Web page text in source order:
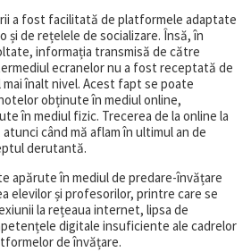
a fost facilitată de platformele adaptate
și de rețelele de socializare. Însă, în
informația transmisă de către
ecranelor nu a fost receptată de
înalt nivel. Acest fapt se poate
obținute în mediul online,
în mediul fizic. Trecerea de la online la
când mă aflam în ultimul an de
derutantă.
apărute în mediul de predare-învățare
elevilor și profesorilor, printre care se
la rețeaua internet, lipsa de
digitale insuficiente ale cadrelor
de învățare.